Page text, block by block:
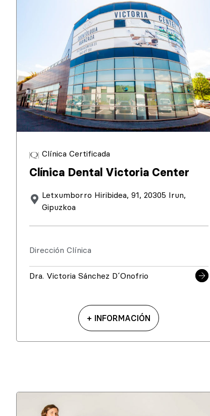
Clínica Certificada
Clínica Dental Victoria Center
Letxumborro Hiribidea, 91, 20305 Irun,
Gipuzkoa
Dirección Clínica
Dra. Victoria Sánchez D´Onofrio
+ INFORMACIÓN